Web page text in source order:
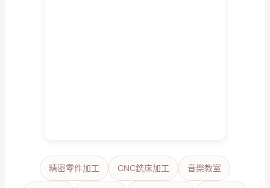
精密零件加工 CNC銑床加工 音樂教室